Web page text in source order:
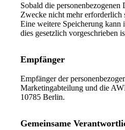
Sobald die personenbezogenen
Zwecke nicht mehr erforderlich
Eine weitere Speicherung
dies gesetzlich vorgeschrieben
Empfänger
Empfänger der
Marketingabteilung und die
10785 Berlin.
Gemeinsame